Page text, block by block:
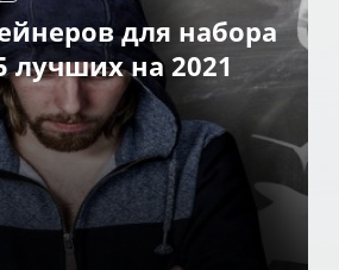
для набора
лучших на 2021